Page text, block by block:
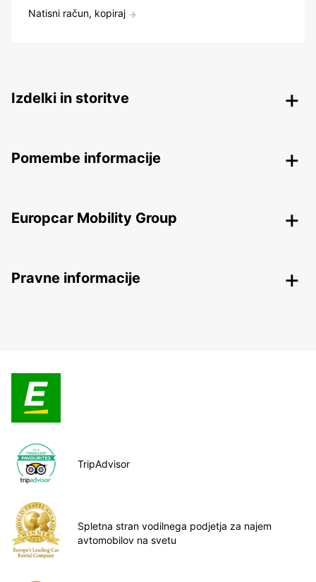
Natisni račun, kopiraj
Izdelki in storitve
Pomembe informacije
Europcar Mobility Group
Pravne informacije
TripAdvisor
Spletna stran vodilnega podjetja za najem
avtomobilov na svetu